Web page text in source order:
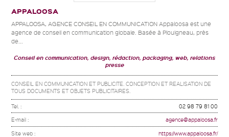
APPALOOSA
APPALOOSA, AGENCE CONSEIL EN COMMUNICATION Appaloosa est une
agence de conseil en communication globale. Basée à Plouigneau, près
de...
Conseil en communication, design, rédaction, packaging, web, relations
presse
CONSEIL EN COMMUNICATION ET PUBLICITE. CONCEPTION ET REALISATION DE
TOUS DOCUMENTS ET OBJETS PUBLICITAIRES.
Tel. : 02 98 79 81 00
E-mail : agence@appaloosa.fr
Site web : https://www.appaloosa.fr/